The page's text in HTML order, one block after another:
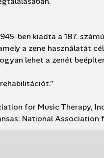
ben kiadta a 187.
a zene használatát
lehet a zenét
for Music Therapy,
National Association